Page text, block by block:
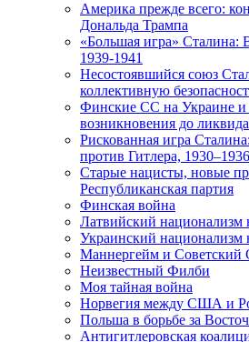
Америка прежде всего:
Дональда Трампа
«Большая игра» Сталина:
1939-1941
Несостоявшийся союз
коллективную
Финские СС на Украине
возникновения до
Рискованная игра
против Гитлера, 1930–1936
Старые нацисты, новые
Республиканская партия
Финская война
Латвийский национализм
Украинский национализм
Маннергейм и Советский
Неизвестный Филби
Моя тайная война
Норвегия между США и
Польша в борьбе за
Антигитлеровская